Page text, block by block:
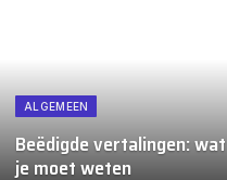
ALGEMEEN
Beëdigde vertalingen: wat
je moet weten